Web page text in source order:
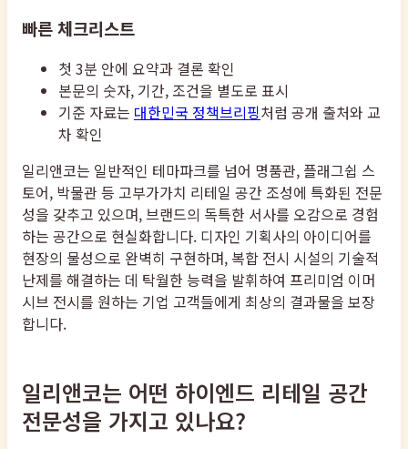
빠른 체크리스트
첫 3분 안에 요약과 결론 확인
본문의 숫자, 기간, 조건을 별도로 표시
기준 자료는 대한민국 정책브리핑처럼 공개 출처와 교
차 확인
일리앤코는 일반적인 테마파크를 넘어 명품관, 플래그쉽 스
토어, 박물관 등 고부가가치 리테일 공간 조성에 특화된 전문
성을 갖추고 있으며, 브랜드의 독특한 서사를 오감으로 경험
하는 공간으로 현실화합니다. 디자인 기획사의 아이디어를
현장의 물성으로 완벽히 구현하며, 복합 전시 시설의 기술적
난제를 해결하는 데 탁월한 능력을 발휘하여 프리미엄 이머
시브 전시를 원하는 기업 고객들에게 최상의 결과물을 보장
합니다.
일리앤코는 어떤 하이엔드 리테일 공간
전문성을 가지고 있나요?